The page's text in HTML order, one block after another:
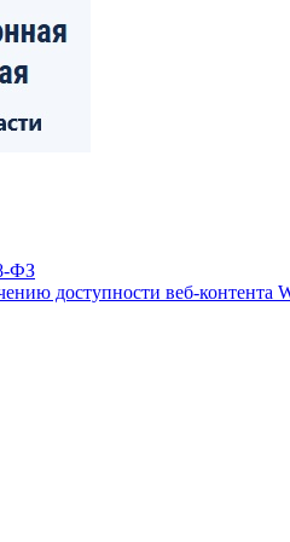
ФЗ
доступности веб-контента